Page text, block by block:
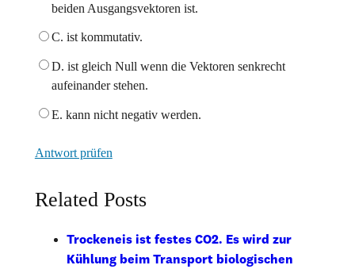
beiden Ausgangsvektoren ist.
C. ist kommutativ.
D. ist gleich Null wenn die Vektoren senkrecht
aufeinander stehen.
E. kann nicht negativ werden.
Antwort prüfen
Related Posts
Trockeneis ist festes CO2. Es wird zur
Kühlung beim Transport biologischen